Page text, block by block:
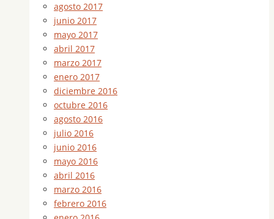
agosto 2017
junio 2017
mayo 2017
abril 2017
marzo 2017
enero 2017
diciembre 2016
octubre 2016
agosto 2016
julio 2016
junio 2016
mayo 2016
abril 2016
marzo 2016
febrero 2016